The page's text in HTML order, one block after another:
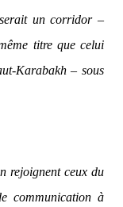
un corridor –
titre que celui
Karabakh – sous
rejoignent ceux du
communication à